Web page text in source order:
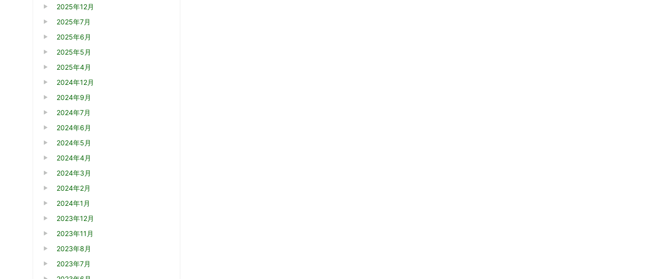
2025年12月
2025年7月
2025年6月
2025年5月
2025年4月
2024年12月
2024年9月
2024年7月
2024年6月
2024年5月
2024年4月
2024年3月
2024年2月
2024年1月
2023年12月
2023年11月
2023年8月
2023年7月